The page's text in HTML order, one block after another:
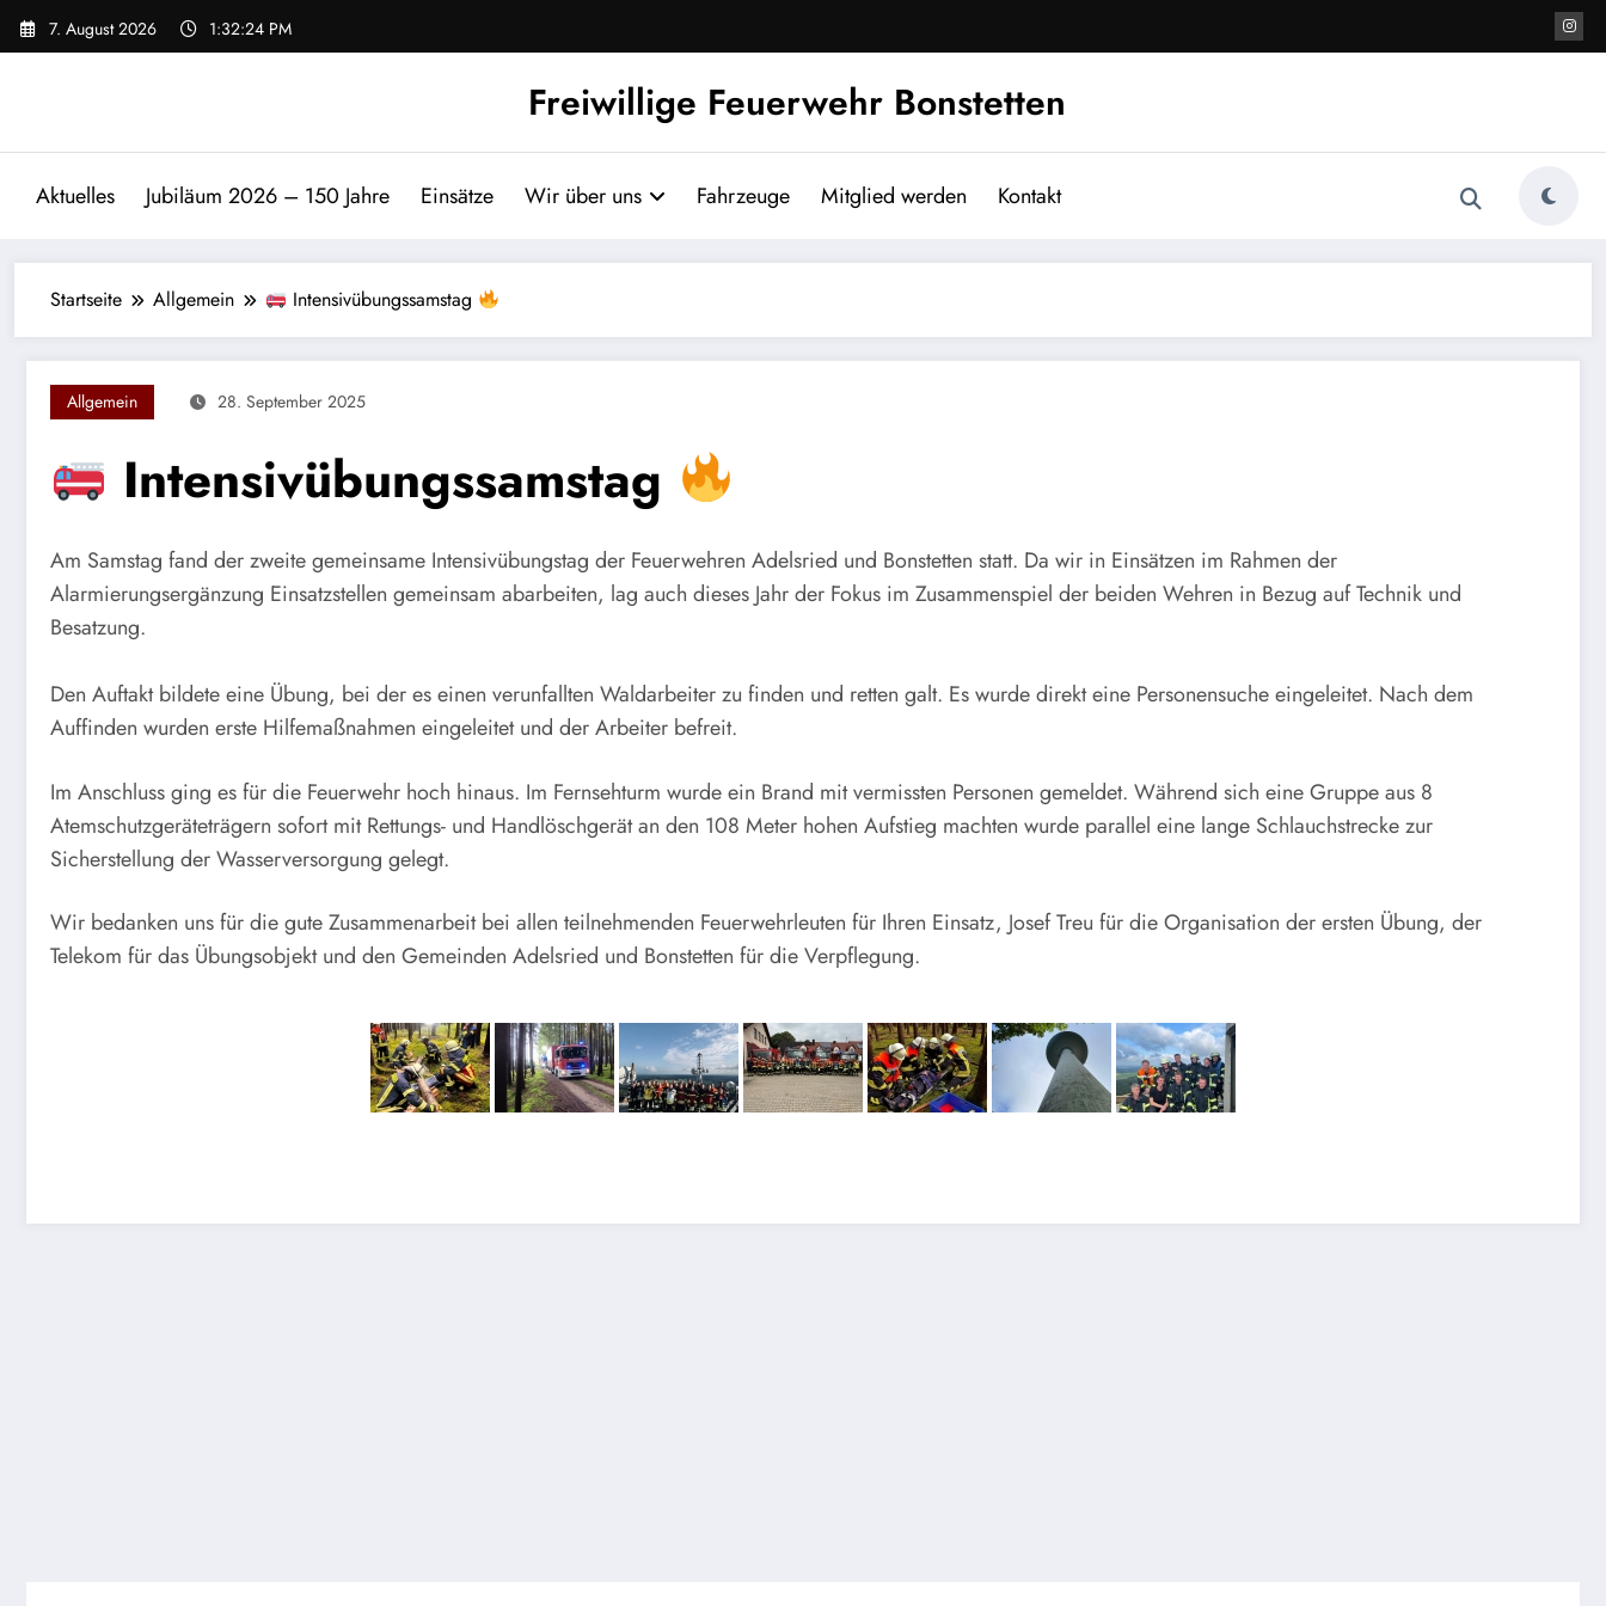
Zum
Inhalt
7. August 2026 1:32:24 PM
Freiwillige Feuerwehr Bonstetten
Aktuelles Jubiläum 2026 – 150 Jahre Einsätze Wir über uns Fahrzeuge Mitglied werden Kontakt
Startseite Allgemein Intensivübungssamstag
Allgemein 28. September 2025
Intensivübungssamstag
Am Samstag fand der zweite gemeinsame Intensivübungstag der Feuerwehren Adelsried und Bonstetten statt. Da wir in Einsätzen im Rahmen der
Alarmierungsergänzung Einsatzstellen gemeinsam abarbeiten, lag auch dieses Jahr der Fokus im Zusammenspiel der beiden Wehren in Bezug auf Technik und
Besatzung.
Den Auftakt bildete eine Übung, bei der es einen verunfallten Waldarbeiter zu finden und retten galt. Es wurde direkt eine Personensuche eingeleitet. Nach dem
Auffinden wurden erste Hilfemaßnahmen eingeleitet und der Arbeiter befreit.
Im Anschluss ging es für die Feuerwehr hoch hinaus. Im Fernsehturm wurde ein Brand mit vermissten Personen gemeldet. Während sich eine Gruppe aus 8
Atemschutzgeräteträgern sofort mit Rettungs- und Handlöschgerät an den 108 Meter hohen Aufstieg machten wurde parallel eine lange Schlauchstrecke zur
Sicherstellung der Wasserversorgung gelegt.
Wir bedanken uns für die gute Zusammenarbeit bei allen teilnehmenden Feuerwehrleuten für Ihren Einsatz, Josef Treu für die Organisation der ersten Übung, der
Telekom für das Übungsobjekt und den Gemeinden Adelsried und Bonstetten für die Verpflegung.